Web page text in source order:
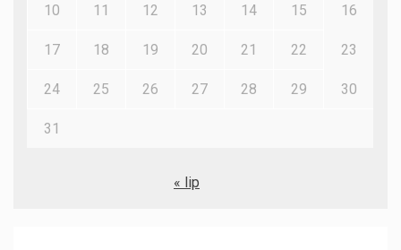
10 11 12 13 14 15 16
17 18 19 20 21 22 23
24 25 26 27 28 29 30
31
« lip